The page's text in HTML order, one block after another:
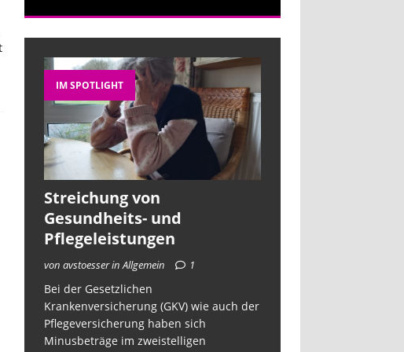
IM SPOTLIGHT
Streichung von
Gesundheits- und
Pflegeleistungen
von avstoesser in Allgemein 1
Bei der Gesetzlichen
Krankenversicherung (GKV) wie auch der
Pflegeversicherung haben sich
Minusbeträge im zweistelligen